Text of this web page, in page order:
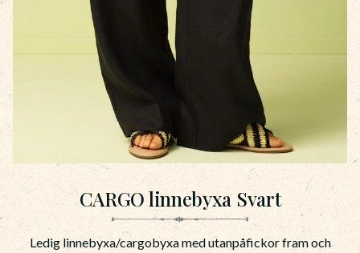
CARGO linnebyxa Svart
Ledig linnebyxa/cargobyxa med utanpåfickor fram och